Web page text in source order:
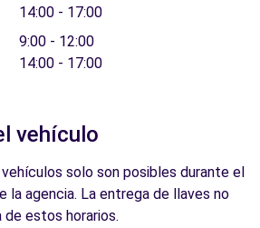
14:00 - 17:00
9:00 - 12:00
14:00 - 17:00
vehículo
solo son posibles durante el
la agencia. La entrega de llaves no
estos horarios.